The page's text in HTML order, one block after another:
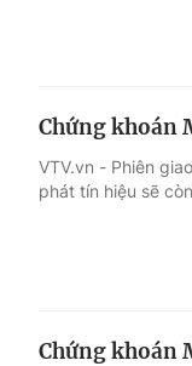
Chứng khoán
VTV.vn - Phiên
phát tín hiệu sẽ
Chứng khoán